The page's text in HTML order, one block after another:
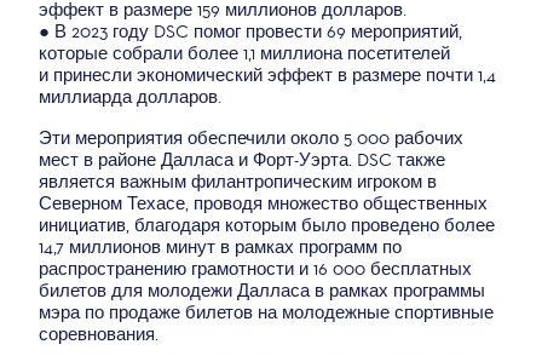
эффект в размере 159 миллионов долларов.
● В 2023 году DSC помог провести 69 мероприятий,
которые собрали более 1,1 миллиона посетителей
и принесли экономический эффект в размере почти 1,4
миллиарда долларов.
Эти мероприятия обеспечили около 5 000 рабочих
мест в районе Далласа и Форт-Уэрта. DSC также
является важным филантропическим игроком в
Северном Техасе, проводя множество общественных
инициатив, благодаря которым было проведено более
14,7 миллионов минут в рамках программ по
распространению грамотности и 16 000 бесплатных
билетов для молодежи Далласа в рамках программы
мэра по продаже билетов на молодежные спортивные
соревнования.